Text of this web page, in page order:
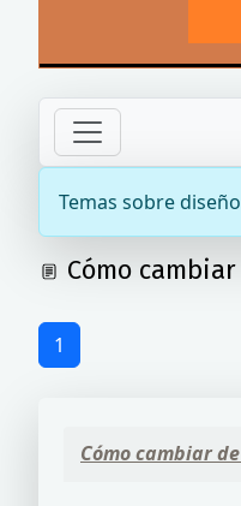
Temas sobre
Cómo
1
Cómo cambiar